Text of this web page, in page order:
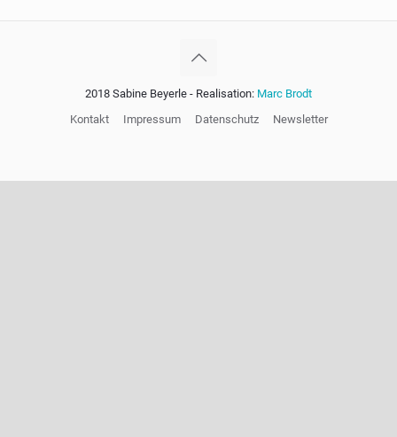
2018 Sabine Beyerle - Realisation: Marc Brodt
Kontakt
Impressum Datenschutz Newsletter